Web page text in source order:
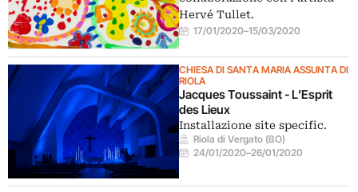
Hervé Tullet.
17/01/2020–15/03/2020
CHIESA DI SANTA MARIA ASSUNTA DI
RIOLA
Jacques Toussaint - L’Esprit
des Lieux
Installazione site specific.
Riola di Vergato (BO)
24/01/2020–26/01/2020